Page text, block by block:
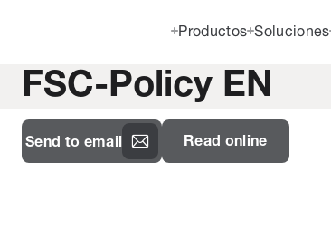
Productos Soluciones
FSC-Policy EN
Send to email Read online